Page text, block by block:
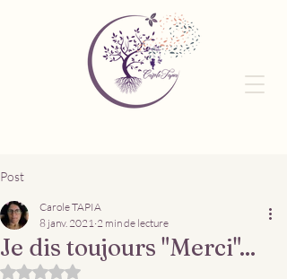
Post
Je dis toujours "Merci"...
Carole TAPIA
8 janv. 2021 2 min de lecture
Noté NaN étoiles sur 5.